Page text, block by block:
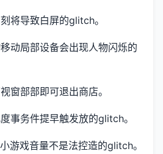
将导致白屏的glitch。
动局部设备会出现人物闪烁的
窗部部即可退出商店。
事务件提早触发放的glitch。
游戏音量不是法控造的glitch。